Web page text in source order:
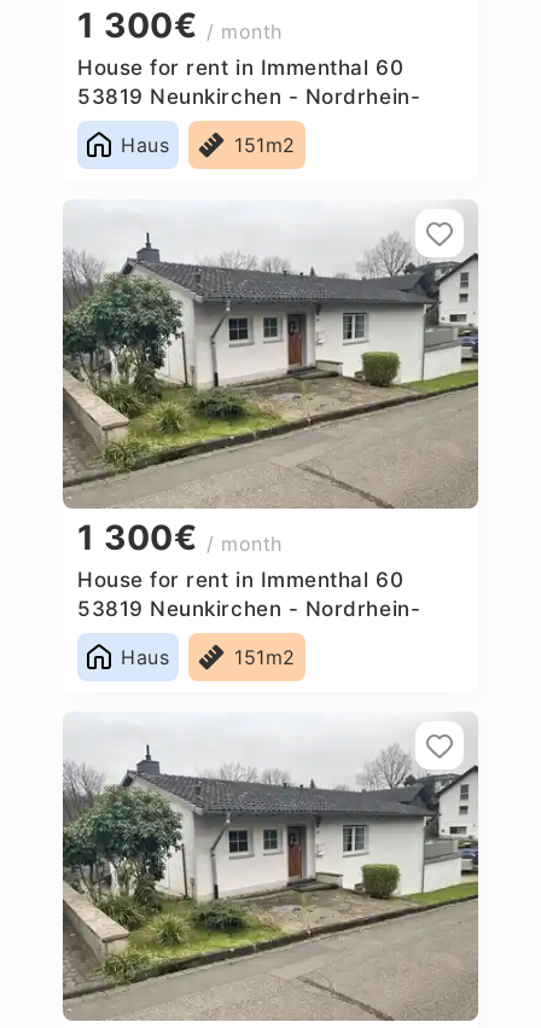
1 300€ / month
House for rent in Immenthal 60
53819 Neunkirchen - Nordrhein-
Westfalen, Germany
Haus
151m2
1 300€ / month
House for rent in Immenthal 60
53819 Neunkirchen - Nordrhein-
Westfalen, Germany
Haus
151m2